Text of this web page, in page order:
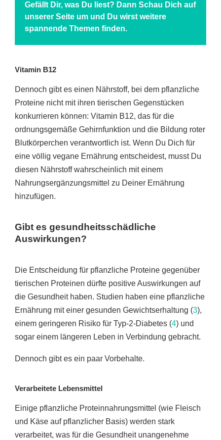
Gefällt Dir, was Du liest? Dann Schau Dich auf
unserer Seite um und Du wirst weitere
spannende Themen finden.
Vitamin B12
Dennoch gibt es einen Nährstoff, bei dem pflanzliche
Proteine nicht mit ihren tierischen Gegenstücken
konkurrieren können: Vitamin B12, das für die
ordnungsgemäße Gehirnfunktion und die Bildung roter
Blutkörperchen verantwortlich ist. Wenn Du Dich für
eine völlig vegane Ernährung entscheidest, musst Du
diesen Nährstoff wahrscheinlich mit einem
Nahrungsergänzungsmittel zu Deiner Ernährung
hinzufügen.
Gibt es gesundheitsschädliche
Auswirkungen?
Die Entscheidung für pflanzliche Proteine gegenüber
tierischen Proteinen dürfte positive Auswirkungen auf
die Gesundheit haben. Studien haben eine pflanzliche
Ernährung mit einer gesunden Gewichtserhaltung (3),
einem geringeren Risiko für Typ-2-Diabetes (4) und
sogar einem längeren Leben in Verbindung gebracht.
Dennoch gibt es ein paar Vorbehalte.
Verarbeitete Lebensmittel
Einige pflanzliche Proteinnahrungsmittel (wie Fleisch
und Käse auf pflanzlicher Basis) werden stark
verarbeitet, was für die Gesundheit unangenehme